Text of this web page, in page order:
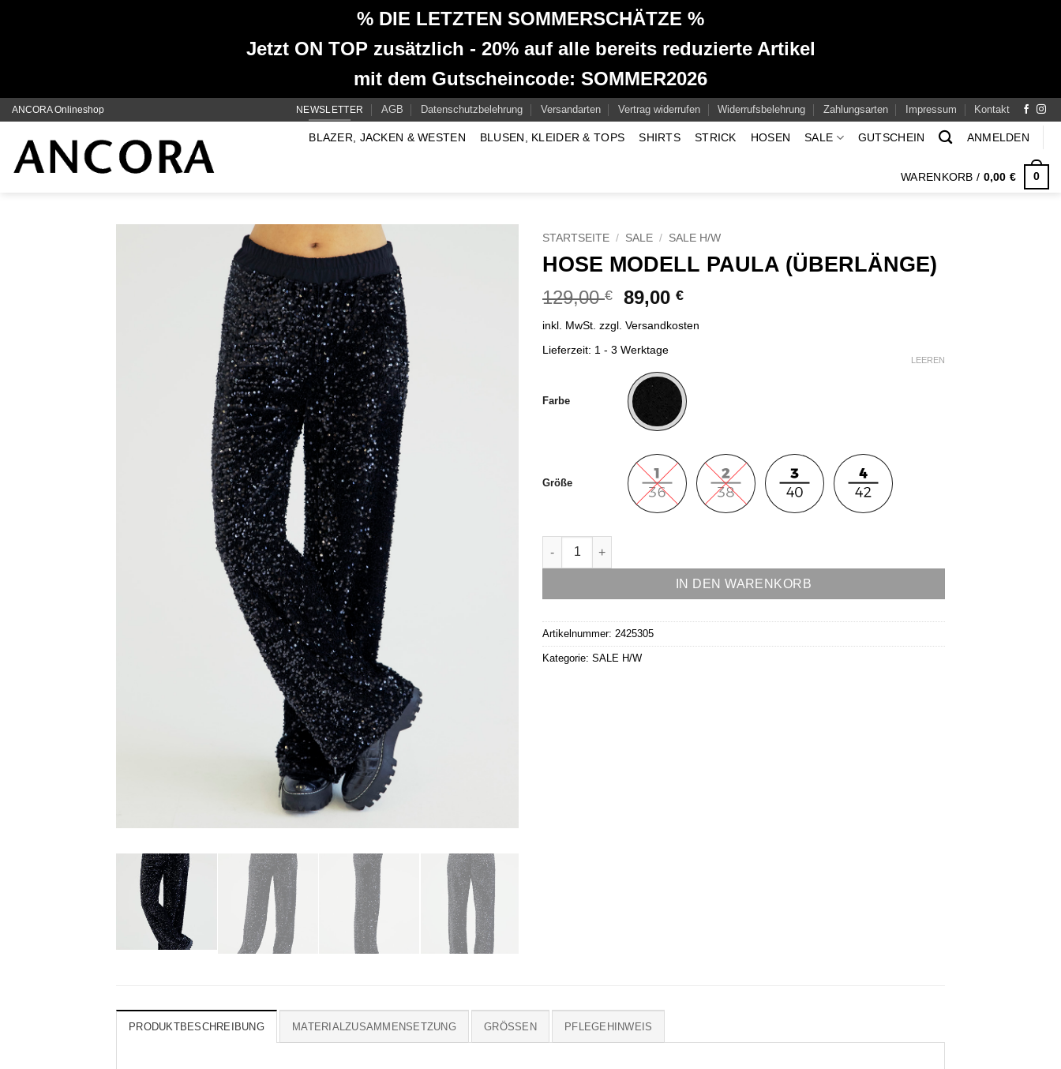
% DIE LETZTEN SOMMERSCHÄTZE %
Jetzt ON TOP zusätzlich - 20% auf alle bereits reduzierte Artikel
mit dem Gutscheincode: SOMMER2026
Zum
springen
ANCORA Onlineshop NEWSLETTER AGB Datenschutzbelehrung Versandarten Vertrag widerrufen Widerrufsbelehrung Zahlungsarten Impressum Kontakt
BLAZER, JACKEN & WESTEN BLUSEN, KLEIDER & TOPS SHIRTS STRICK HOSEN SALE GUTSCHEIN ANMELDEN
WARENKORB / 0,00€ 0
STARTSEITE / SALE / SALE H/W
HOSE MODELL PAULA (ÜBERLÄNGE)
129,00€
Ursprünglicher
war:
129,00 €
89,00€Aktueller
ist:
inkl. MwSt. zzgl. Versandkosten
Lieferzeit: 1 - 3 Werktage
Farbe
Größe
LEEREN
Hose Modell Paula (Überlänge) Menge
IN DEN WARENKORB
Artikelnummer: 2425305
Kategorie: SALE H/W
PRODUKTBESCHREIBUNG MATERIALZUSAMMENSETZUNG GRÖSSEN PFLEGEHINWEIS